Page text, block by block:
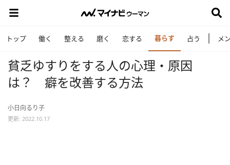
トップ 働く 整える 磨く 恋する 暮らす 占う メ
貧乏ゆすりをする人の心理・原因
は？ 癖を改善する方法
小日向るり子
更新: 2022.10.17